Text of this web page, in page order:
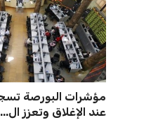
مؤشرات البورصة
عند الإغلاق وتعزز ال...